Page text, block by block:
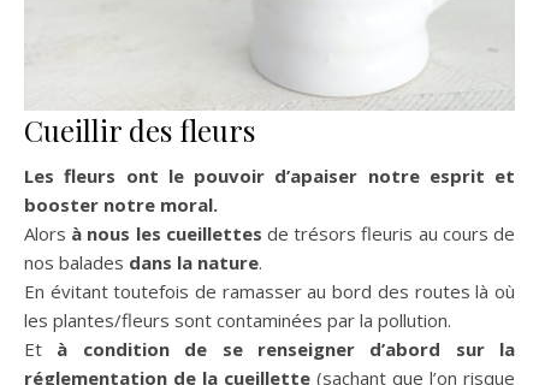
Cueillir des fleurs
Les fleurs ont le pouvoir d’apaiser notre esprit et
booster notre moral.
Alors à nous les cueillettes de trésors fleuris au cours de
nos balades dans la nature.
En évitant toutefois de ramasser au bord des routes là où
les plantes/fleurs sont contaminées par la pollution.
Et à condition de se renseigner d’abord sur la
réglementation de la cueillette (sachant que l’on risque